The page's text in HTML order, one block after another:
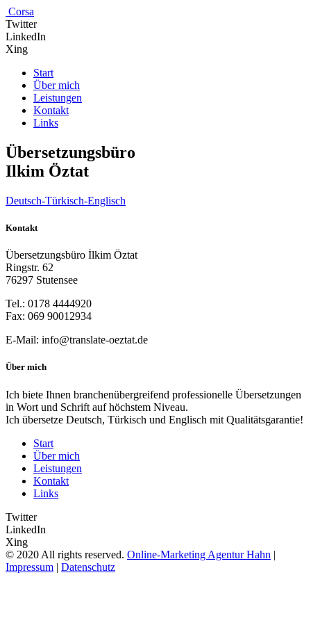
Corsa
Twitter
LinkedIn
Xing
Start
Über mich
Leistungen
Kontakt
Links
Übersetzungs­büro
Ilkim Öztat
Deutsch-Tür­kisch-Eng­lisch
Kontakt
Über­set­zungs­bü­ro İlk­im Öztat
Ring­str. 62
76297 Stutensee
Tel.: 0178 4444920
Fax: 069 90012934
E‑Mail: info@translate-oeztat.de
Über mich
Ich bie­te Ihnen bran­chen­über­grei­fend pro­fes­sio­nel­le Über­set­zun­gen
in Wort und Schrift auf höchs­tem Niveau.
Ich über­set­ze Deutsch, Tür­kisch und Eng­lisch mit Qualitätsgarantie!
Start
Über mich
Leistungen
Kontakt
Links
Twitter
LinkedIn
Xing
© 2020 All rights reserved. Online-Marketing Agentur Hahn |
Impressum | Datenschutz